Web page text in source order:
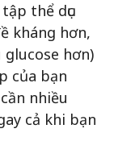
thể dục
kháng hơn,
hơn)
của bạn
nhiều
cả khi bạn